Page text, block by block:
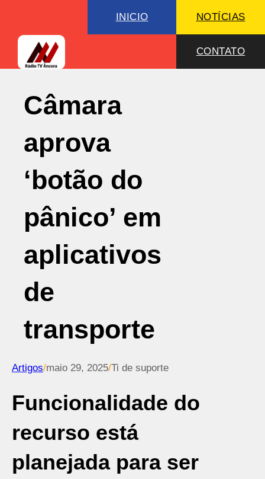
INICIO NOTÍCIAS
CONTATO
Câmara
aprova
‘botão do
pânico’ em
aplicativos
de
transporte
Artigos/maio 29, 2025/Ti de suporte
Funcionalidade do
recurso está
planejada para ser